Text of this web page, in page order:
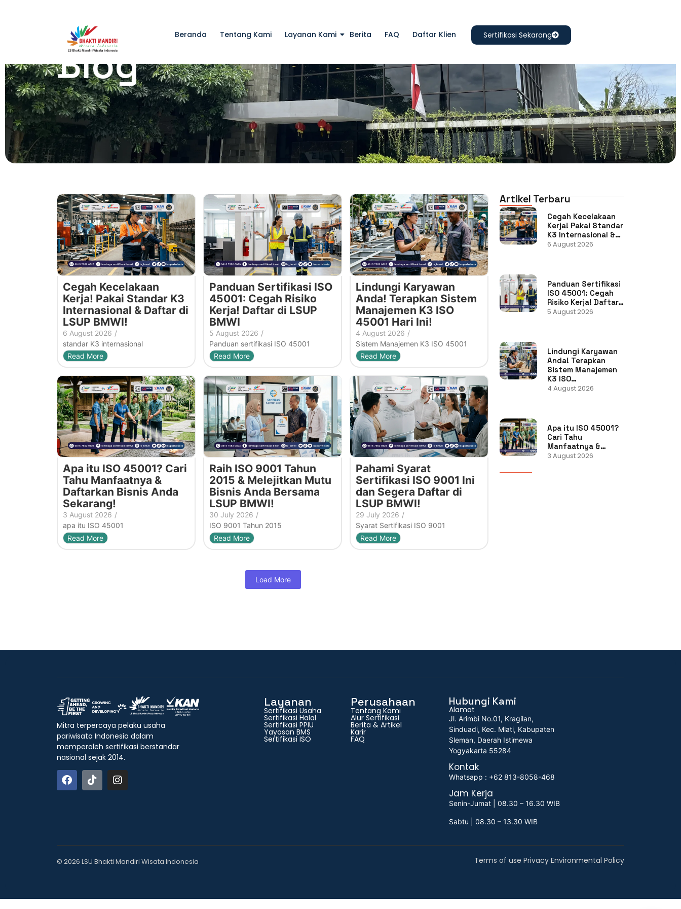
Beranda Tentang Kami Layanan Kami Berita FAQ Daftar Klien Sertifikasi Sekarang
Blog
Cegah Kecelakaan
Kerja! Pakai Standar K3
Internasional & Daftar di
LSUP BMWI!
6 August 2026 /
standar K3 internasional
Read More
Panduan Sertifikasi ISO
45001: Cegah Risiko
Kerja! Daftar di LSUP
BMWI
5 August 2026 /
Panduan sertifikasi ISO 45001
Read More
Lindungi Karyawan
Anda! Terapkan Sistem
Manajemen K3 ISO
45001 Hari Ini!
4 August 2026 /
Sistem Manajemen K3 ISO 45001
Read More
Apa itu ISO 45001? Cari
Tahu Manfaatnya &
Daftarkan Bisnis Anda
Sekarang!
3 August 2026 /
apa itu ISO 45001
Read More
Raih ISO 9001 Tahun
2015 & Melejitkan Mutu
Bisnis Anda Bersama
LSUP BMWI!
30 July 2026 /
ISO 9001 Tahun 2015
Read More
Pahami Syarat
Sertifikasi ISO 9001 Ini
dan Segera Daftar di
LSUP BMWI!
29 July 2026 /
Syarat Sertifikasi ISO 9001
Read More
Load More
Artikel Terbaru
Cegah Kecelakaan
Kerja! Pakai Standar
K3 Internasional &…
6 August 2026
Panduan Sertifikasi
ISO 45001: Cegah
Risiko Kerja! Daftar…
5 August 2026
Lindungi Karyawan
Anda! Terapkan
Sistem Manajemen
K3 ISO…
4 August 2026
Apa itu ISO 45001?
Cari Tahu
Manfaatnya &…
3 August 2026
Mitra terpercaya pelaku usaha
pariwisata Indonesia dalam
memperoleh sertifikasi berstandar
nasional sejak 2014.
Layanan
Sertifikasi Usaha
Sertifikasi Halal
Sertifikasi PPIU
Yayasan BMS
Sertifikasi ISO
Perusahaan
Tentang Kami
Alur Sertifikasi
Berita & Artikel
Karir
FAQ
Hubungi Kami
Alamat
Jl. Arimbi No.01, Kragilan,
Sinduadi, Kec. Mlati, Kabupaten
Sleman, Daerah Istimewa
Yogyakarta 55284
Kontak
Whatsapp : +62 813-8058-468
Jam Kerja
Senin-Jumat | 08.30 – 16.30 WIB
Sabtu | 08.30 – 13.30 WIB
© 2026 LSU Bhakti Mandiri Wisata Indonesia Terms of use Privacy Environmental Policy